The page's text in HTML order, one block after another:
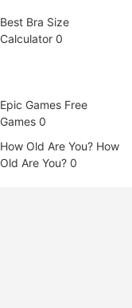
Best Bra Size
Calculator 0
Epic Games Free
Games 0
How Old Are You? How
Old Are You? 0